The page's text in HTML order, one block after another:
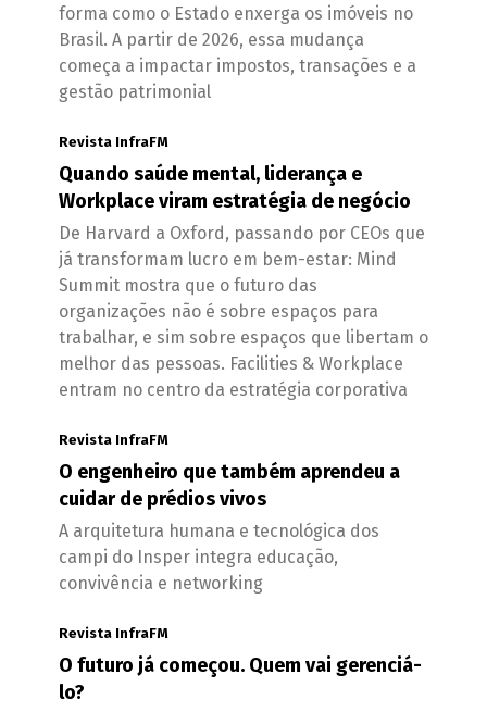
forma como o Estado enxerga os imóveis no
Brasil. A partir de 2026, essa mudança
começa a impactar impostos, transações e a
gestão patrimonial
Revista InfraFM
Quando saúde mental, liderança e
Workplace viram estratégia de negócio
De Harvard a Oxford, passando por CEOs que
já transformam lucro em bem-estar: Mind
Summit mostra que o futuro das
organizações não é sobre espaços para
trabalhar, e sim sobre espaços que libertam o
melhor das pessoas. Facilities & Workplace
entram no centro da estratégia corporativa
Revista InfraFM
O engenheiro que também aprendeu a
cuidar de prédios vivos
A arquitetura humana e tecnológica dos
campi do Insper integra educação,
convivência e networking
Revista InfraFM
O futuro já começou. Quem vai gerenciá-
lo?